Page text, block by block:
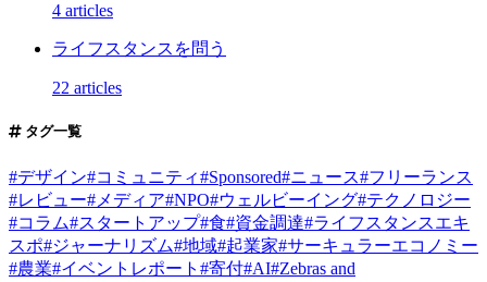
4 articles
ライフスタンスを問う
22 articles
タグ一覧
#デザイン#コミュニティ#Sponsored#ニュース#フリーランス
#レビュー# メディア#NPO#ウェルビーイング#テクノロジー
#コラム#スタートアップ#食#資金調達#ライフスタンスエキ
スポ#ジャーナリズム#地域#起業家#サーキュラーエコノミー
#農業#イベントレポート #寄付#AI#Zebras and